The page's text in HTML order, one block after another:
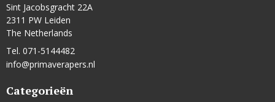
Sint Jacobsgracht 22A
2311 PW Leiden
The Netherlands
Tel. 071-5144482
info@primaverapers.nl
Categorieën